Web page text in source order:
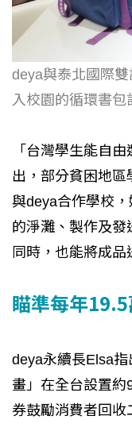
deya與泰北國際
入校園的循環書
「台灣學生能自
出，部分貧困地區
與deya合作學校
的淨灘、製作及發
同時，也能將成品
瞄準每年
deya永續長Elsa
畫」在全台設置約
券鼓勵消費者回收